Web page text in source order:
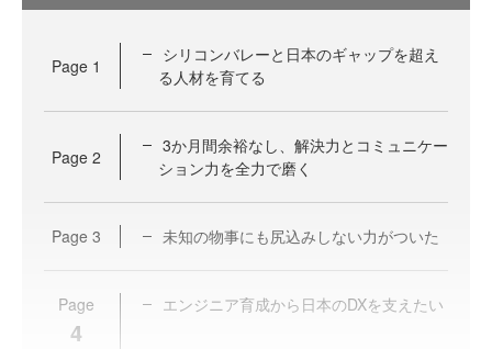
Page 1
シリコンバレーと日本のギャップを超え
る人材を育てる
Page 2
3か月間余裕なし、解決力とコミュニケー
ション力を全力で磨く
Page 3 未知の物事にも尻込みしない力がついた
Page
4
エンジニア育成から日本のDXを支えたい